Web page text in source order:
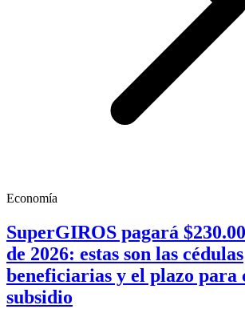
Economía
SuperGIROS pagará
de 2026: estas son las cédulas
beneficiarias y el plazo para
subsidio